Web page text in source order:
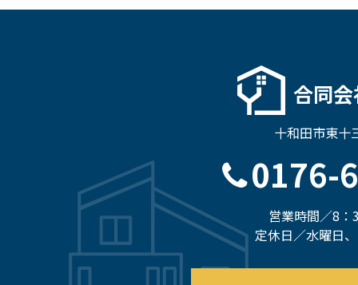
合同
十和田市東十
0176-
営業時間／8：
定休日／水曜日